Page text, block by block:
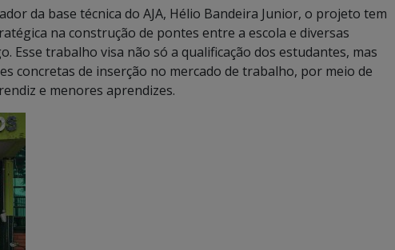
da base técnica do AJA, Hélio Bandeira Junior, o projeto tem
na construção de pontes entre a escola e diversas
Esse trabalho visa não só a qualificação dos estudantes, mas
concretas de inserção no mercado de trabalho, por meio de
e menores aprendizes.